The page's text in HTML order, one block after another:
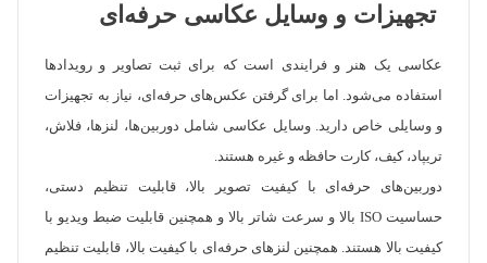
تجهیزات و وسایل عکاسی حرفه‌ای
عکاسی یک هنر و فرایندی است که برای ثبت تصاویر و رویدادها
استفاده می‌شود. اما برای گرفتن عکس‌های حرفه‌ای، نیاز به تجهیزات
و وسایلی خاص دارید. وسایل عکاسی شامل دوربین‌ها، لنزها، فلاش،
تریپاد، کیف، کارت حافظه و غیره هستند.
دوربین‌های حرفه‌ای با کیفیت تصویر بالا، قابلیت تنظیم دستی،
حساسیت ISO بالا و سرعت شاتر بالا و همچنین قابلیت ضبط ویدیو با
کیفیت بالا هستند. همچنین لنزهای حرفه‌ای با کیفیت بالا، قابلیت تنظیم